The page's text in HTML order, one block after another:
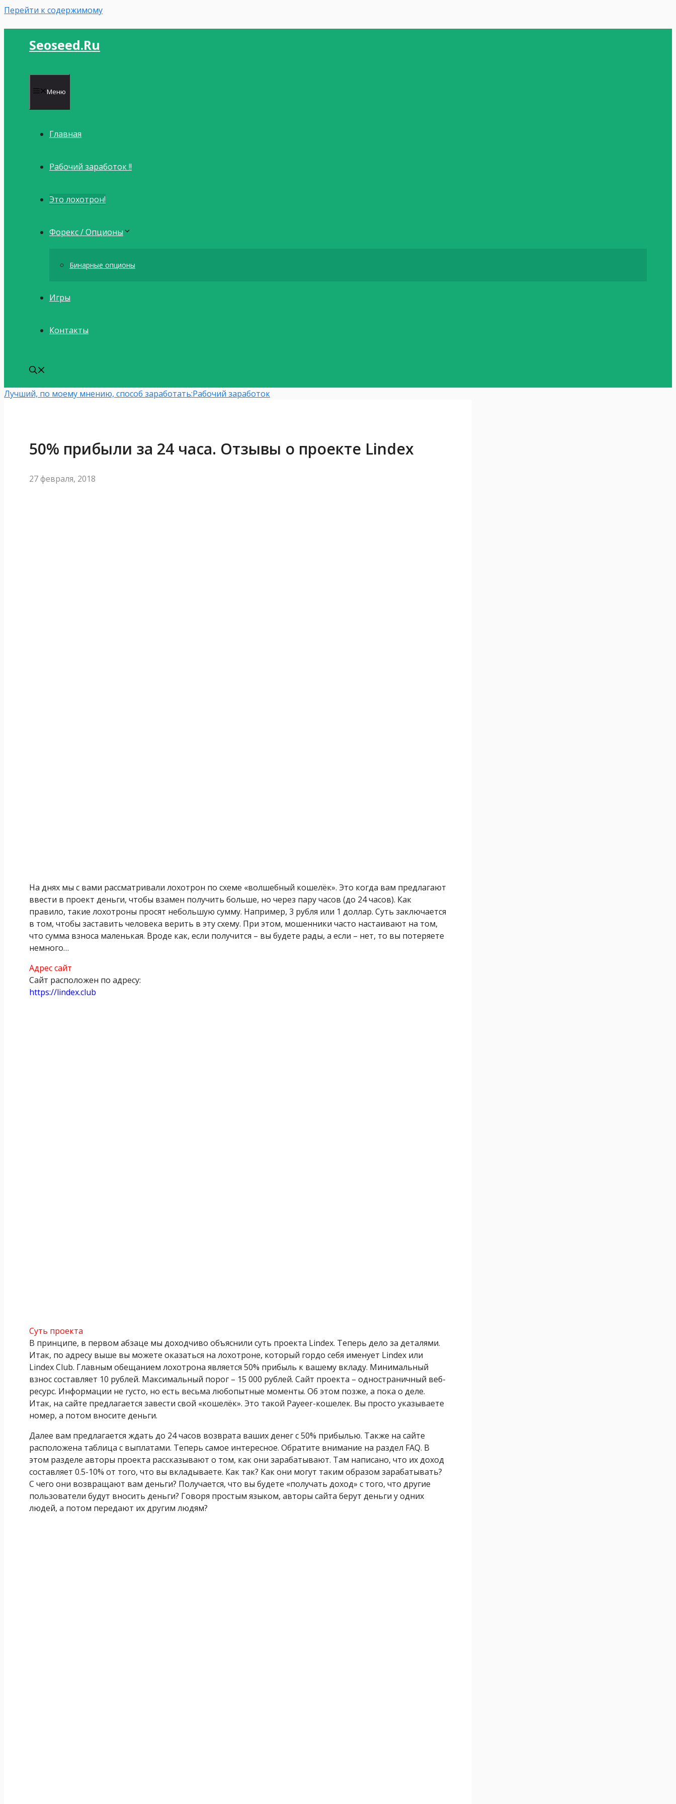
Перейти к содержимому
Seoseed.ru
Меню
Главная
Рабочий заработок !!
Это лохотрон!
Форекс / Опционы
Бинарные опционы
Игры
Контакты
Лучший, по моему мнению, способ заработать:Рабочий заработок
50% прибыли за 24 часа. Отзывы о проекте Lindex
27 февраля, 2018
На днях мы с вами рассматривали лохотрон по схеме «волшебный кошелёк». Это когда вам предлагают
ввести в проект деньги, чтобы взамен получить больше, но через пару часов (до 24 часов). Как
правило, такие лохотроны просят небольшую сумму. Например, 3 рубля или 1 доллар. Суть заключается
в том, чтобы заставить человека верить в эту схему. При этом, мошенники часто настаивают на том,
что сумма взноса маленькая. Вроде как, если получится – вы будете рады, а если – нет, то вы потеряете
немного…
Адрес сайт
Сайт расположен по адресу:
https://lindex.club
Суть проекта
В принципе, в первом абзаце мы доходчиво объяснили суть проекта Lindex. Теперь дело за деталями.
Итак, по адресу выше вы можете оказаться на лохотроне, который гордо себя именует Lindex или
Lindex Club. Главным обещанием лохотрона является 50% прибыль к вашему вкладу. Минимальный
взнос составляет 10 рублей. Максимальный порог – 15 000 рублей. Сайт проекта – одностраничный веб-
ресурс. Информации не густо, но есть весьма любопытные моменты. Об этом позже, а пока о деле.
Итак, на сайте предлагается завести свой «кошелёк». Это такой Payeer-кошелек. Вы просто указываете
номер, а потом вносите деньги.
Далее вам предлагается ждать до 24 часов возврата ваших денег с 50% прибылью. Также на сайте
расположена таблица с выплатами. Теперь самое интересное. Обратите внимание на раздел FAQ. В
этом разделе авторы проекта рассказывают о том, как они зарабатывают. Там написано, что их доход
составляет 0.5-10% от того, что вы вкладываете. Как так? Как они могут таким образом зарабатывать?
С чего они возвращают вам деньги? Получается, что вы будете «получать доход» с того, что другие
пользователи будут вносить деньги? Говоря простым языком, авторы сайта берут деньги у одних
людей, а потом передают их другим людям?